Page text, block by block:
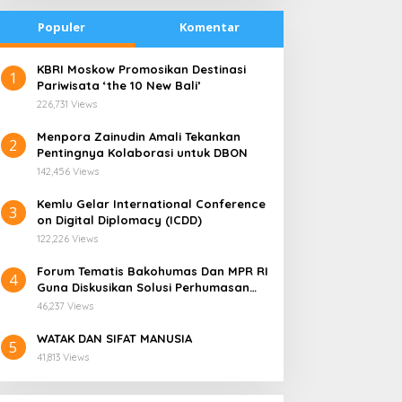
Bakar Batu di
Menjadi Simbol
Kemana Harga Saham
Populer Komentar
1
​KBRI Moskow Promosikan Destinasi
Pariwisata ‘the 10 New Bali’
226,731 Views
2
​Menpora Zainudin Amali Tekankan
Pentingnya Kolaborasi untuk DBON
142,456 Views
3
​Kemlu Gelar International Conference
on Digital Diplomacy (ICDD)
122,226 Views
4
Forum Tematis Bakohumas Dan MPR RI
Guna Diskusikan Solusi Perhumasan
Juga Tuk Perkuat Lembaga Masing –
46,237 Views
5 WATAK DAN SIFAT MANUSIA
41,813 Views